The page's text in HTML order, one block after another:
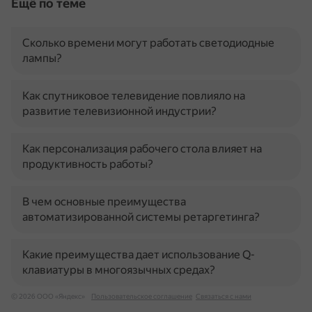
Ещё по теме
Сколько времени могут работать светодиодные
лампы?
Как спутниковое телевидение повлияло на
развитие телевизионной индустрии?
Как персонализация рабочего стола влияет на
продуктивность работы?
В чем основные преимущества
автоматизированной системы ретаргетинга?
Какие преимущества дает использование Q-
клавиатуры в многоязычных средах?
© 2026 ООО «Яндекс» Пользовательское соглашение Связаться с нами